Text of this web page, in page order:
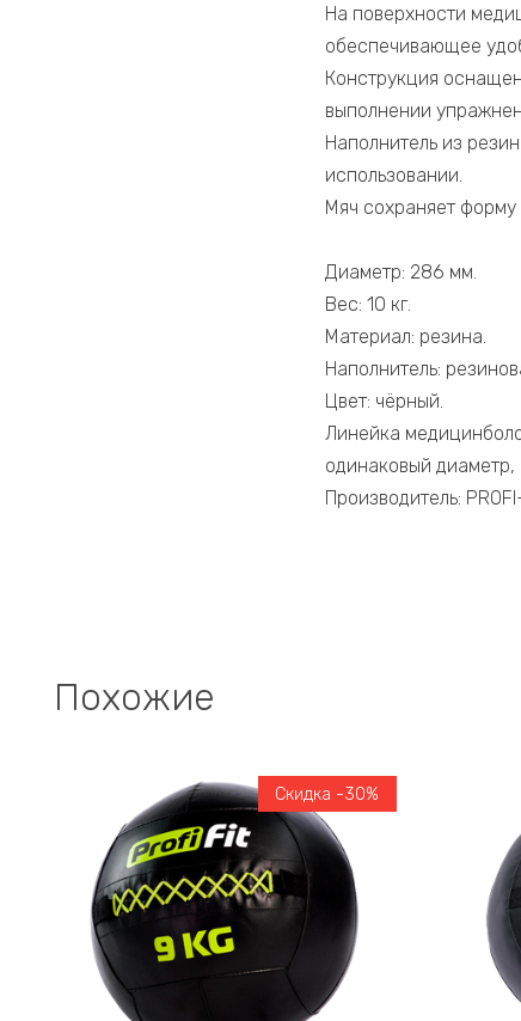
На поверхности
обеспечивающее
Конструкция
выполнении
Наполнитель из
использовании.
Мяч сохраняет
Диаметр: 286 мм.
Вес: 10 кг.
Материал: резина.
Наполнитель:
Цвет: чёрный.
Линейка
одинаковый диаметр,
Производитель:
Похожие
Скидка -30%